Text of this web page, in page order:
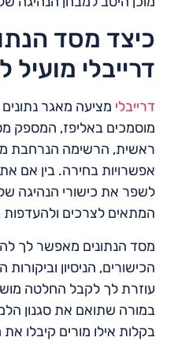
כיצד מסד
דרייבלי מועיל
דרייבלי מציעה מאגר
מוסמכים באליפז, המספק
ראשית, הרשימה הנרחבת
אפשרויות בחירה. בין אם
לשפר את כישורי הנהיגה
המתאים לצרכים ולהעדפות
מסד הנתונים מאפשר לך
הכישורים, הניסיון
עוזרת לך לקבל החלטה
במורה שתואם את סגנון
בקלות אילו מורים קיבלו את